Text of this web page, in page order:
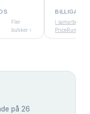
Fler
butiker ›
BILLIGAST
i samarbete
PriceRunner
på 26